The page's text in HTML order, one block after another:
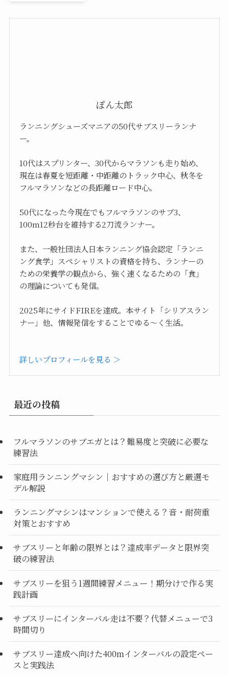
ぽん太郎
ランニングシューズマニアの50代サブスリーランナ
ー。
10代はスプリンター、30代からマラソンも走り始め、
現在は春夏を短距離・中距離のトラック中心、秋冬を
フルマラソンなどの長距離ロード中心。
50代になった今現在でもフルマラソンのサブ3、
100m12秒台を維持する2刀流ランナー。
また、一般社団法人日本ランニング協会認定「ランニ
ング食学」スペシャリストの資格を持ち、ランナーの
ための栄養学の観点から、強く速くなるための「食」
の理論についても発信。
2025年にサイドFIREを達成。本サイト「シリアスラン
ナー」他、情報発信をすることでゆる～く生活。
詳しいプロフィールを見る ＞
最近の投稿
フルマラソンのサブエガとは？難易度と突破に必要な
練習法
家庭用ランニングマシン｜おすすめの選び方と厳選モ
デル解説
ランニングマシンはマンションで使える？音・耐荷重
対策とおすすめ
サブスリーと年齢の限界とは？達成率データと限界突
破の練習法
サブスリーを狙う1週間練習メニュー！期分けで作る実
践計画
サブスリーにインターバル走は不要？代替メニューで3
時間切り
サブスリー達成へ向けた400mインターバルの設定ペー
スと実践法